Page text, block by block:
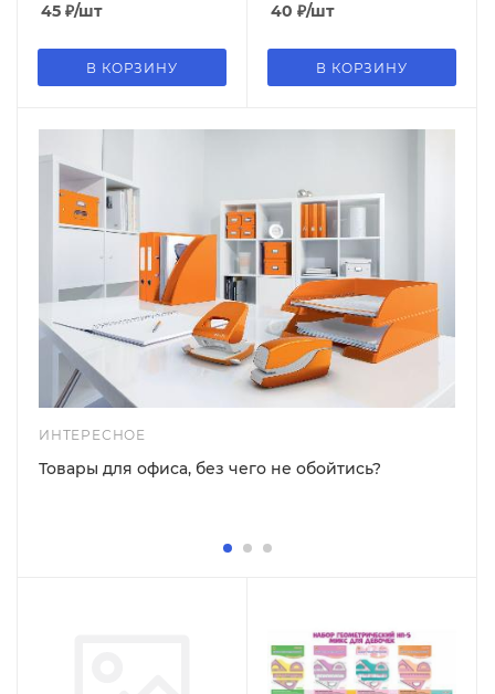
45 ₽/шт
В КОРЗИНУ
40 ₽/шт
В КОРЗИНУ
ИНТЕРЕСНОЕ
Товары для офиса, без чего не обойтись?